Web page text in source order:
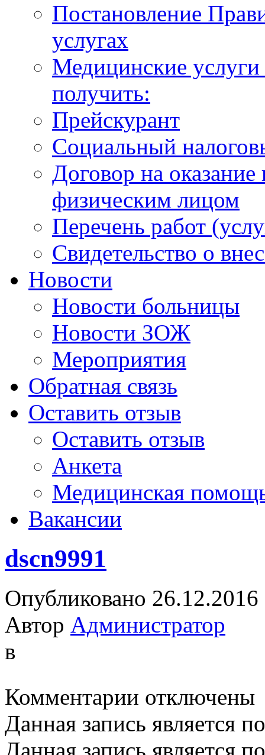
Постановление
услугах
Медицинские
получить:
Прейскурант
Социальный
Договор на
физическим лицом
Перечень работ
Свидетельство о
Новости
Новости больницы
Новости ЗОЖ
Мероприятия
Обратная связь
Оставить отзыв
Оставить отзыв
Анкета
Медицинская
Вакансии
dscn9991
Опубликовано 26.12.2016
Автор Администратор
в
Комментарии записи
отключены
Данная запись является
Данная запись является